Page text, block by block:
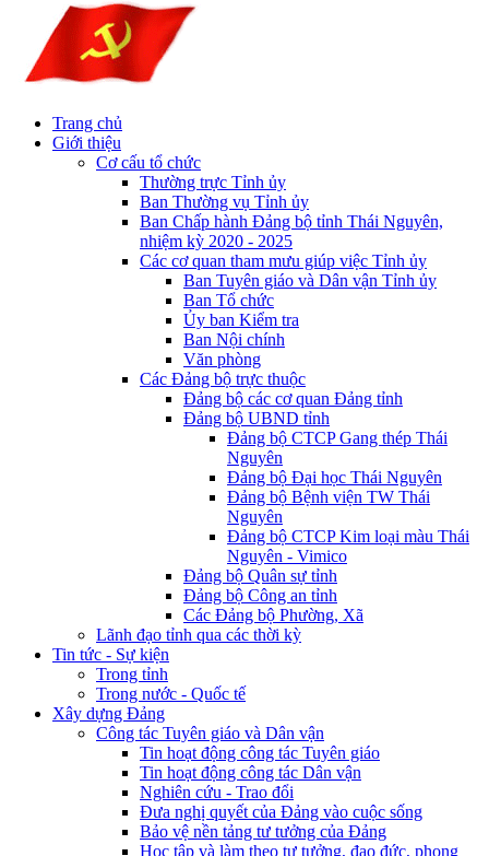
Trang chủ
Giới thiệu
Cơ cấu tổ chức
Thường trực Tỉnh ủy
Ban Thường vụ Tỉnh ủy
Ban Chấp hành Đảng bộ tỉnh Thái Nguyên,
nhiệm kỳ 2020 - 2025
Các cơ quan tham mưu giúp việc Tỉnh ủy
Ban Tuyên giáo và Dân vận Tỉnh ủy
Ban Tổ chức
Ủy ban Kiểm tra
Ban Nội chính
Văn phòng
Các Đảng bộ trực thuộc
Đảng bộ các cơ quan Đảng tỉnh
Đảng bộ UBND tỉnh
Đảng bộ CTCP Gang thép Thái
Nguyên
Đảng bộ Đại học Thái Nguyên
Đảng bộ Bệnh viện TW Thái
Nguyên
Đảng bộ CTCP Kim loại màu Thái
Nguyên - Vimico
Đảng bộ Quân sự tỉnh
Đảng bộ Công an tỉnh
Các Đảng bộ Phường, Xã
Lãnh đạo tỉnh qua các thời kỳ
Tin tức - Sự kiện
Trong tỉnh
Trong nước - Quốc tế
Xây dựng Đảng
Công tác Tuyên giáo và Dân vận
Tin hoạt động công tác Tuyên giáo
Tin hoạt động công tác Dân vận
Nghiên cứu - Trao đổi
Đưa nghị quyết của Đảng vào cuộc sống
Bảo vệ nền tảng tư tưởng của Đảng
Học tập và làm theo tư tưởng, đạo đức, phong